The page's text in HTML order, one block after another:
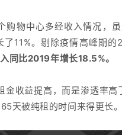
购物中心多经收入情况，
11%。剔除疫情高峰期
同比2019年增长18.5%。
金收益提高，而是渗透率高
天被纯租的时间来得更长